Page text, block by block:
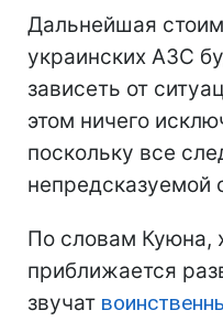
Дальнейшая
украинских АЗС
зависеть от
этом ничего
поскольку все
непредсказуемой
По словам Куюна,
приближается
звучат